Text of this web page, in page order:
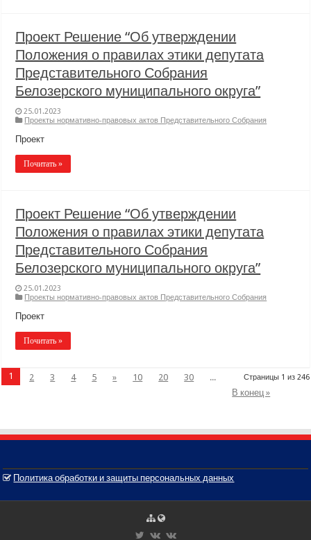
Проект Решение “Об утверждении
Положения о правилах этики депутата
Представительного Собрания
Белозерского муниципального округа”
25.01.2023
Проекты нормативно-правовых актов Представительного Собрания
Проект
Почитать »
Проект Решение “Об утверждении
Положения о правилах этики депутата
Представительного Собрания
Белозерского муниципального округа”
25.01.2023
Проекты нормативно-правовых актов Представительного Собрания
Проект
Почитать »
Страницы 1 из 246
1 2 3 4 5 » 10 20 30
...
В конец »
Политика обработки и защиты персональных данных